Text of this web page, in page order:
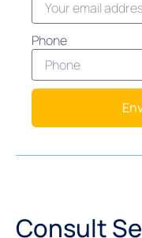
Phone
Consult